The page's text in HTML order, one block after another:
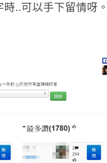
..可以手下留情呀。